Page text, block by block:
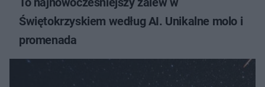
Świętokrzyskiem według AI. Unikalne molo i
promenada